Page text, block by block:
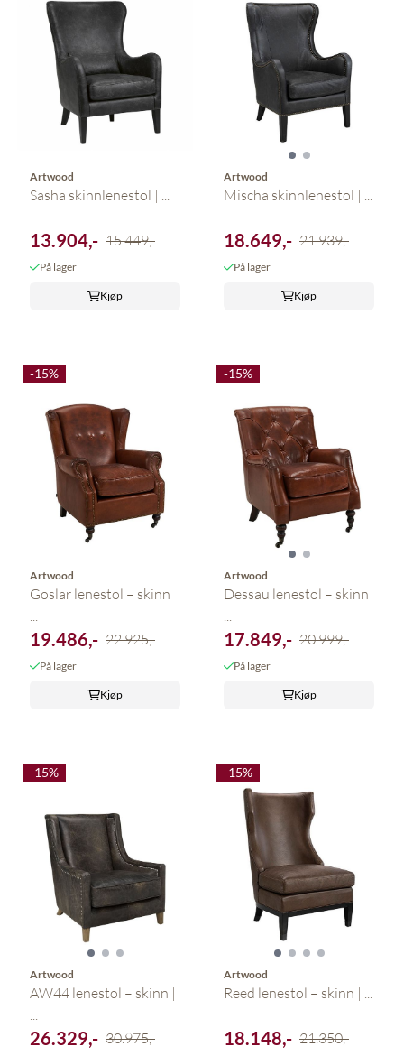
Artwood
Sasha skinnlenestol | ...
13.904,- 15.449,-
På lager
Kjøp
Artwood
Mischa skinnlenestol | ...
18.649,- 21.939,-
På lager
Kjøp
-15%
Artwood
Goslar lenestol – skinn
...
19.486,- 22.925,-
På lager
Kjøp
-15%
Artwood
Dessau lenestol – skinn
...
17.849,- 20.999,-
På lager
Kjøp
-15%
Artwood
AW44 lenestol – skinn |
26.329,- 30.975,-
-15%
Artwood
Reed lenestol – skinn | ...
18.148,- 21.350,-